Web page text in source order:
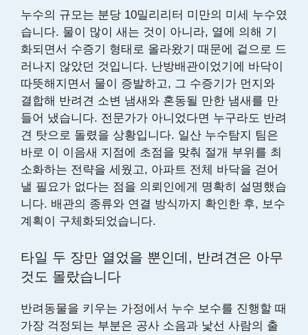
누수의 규모는 분당 10밀리리터 미만의 미세 누수였
습니다. 물이 많이 새는 것이 아니라, 열에 의해 기
화되면서 수증기 형태로 올라왔기 때문에 겉으로 드
러나지 않았던 것입니다. 난방배관이었기에 바닥이
따뜻해지면서 물이 증발하고, 그 수증기가 먼지와
결합해 반려견 소변 냄새와 혼동될 만한 냄새를 만
들어 냈습니다. 전문가가 아니었다면 누구라도 반려
견 탓으로 돌렸을 상황입니다. 일산 누수탐지 팀은
바로 이 이음새 지점에 초점을 맞춰 절개 부위를 최
소화하는 전략을 세웠고, 아파트 전체 바닥을 걷어
낼 필요가 없다는 점을 의뢰인에게 명확히 설명했습
니다. 배관의 종류와 연결 방식까지 확인한 후, 보수
계획이 구체화되었습니다.
타일 두 장만 열었을 뿐인데, 반려견은 아무
것도 몰랐습니다
반려동물을 키우는 가정에서 누수 보수를 진행할 때
가장 걱정되는 부분은 공사 소음과 낯선 사람의 출